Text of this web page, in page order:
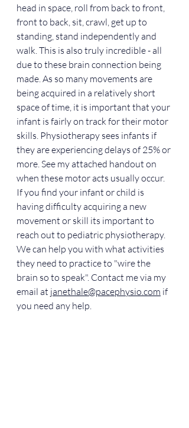
head in space, roll from back to front,
front to back, sit, crawl, get up to
standing, stand independently and
walk. This is also truly incredible - all
due to these brain connection being
made. As so many movements are
being acquired in a relatively short
space of time, it is important that your
infant is fairly on track for their motor
skills. Physiotherapy sees infants if
they are experiencing delays of 25% or
more. See my attached handout on
when these motor acts usually occur.
If you find your infant or child is
having difficulty acquiring a new
movement or skill its important to
reach out to pediatric physiotherapy.
We can help you with what activities
they need to practice to "wire the
brain so to speak". Contact me via my
email at janethale@pacephysio.com if
you need any help.